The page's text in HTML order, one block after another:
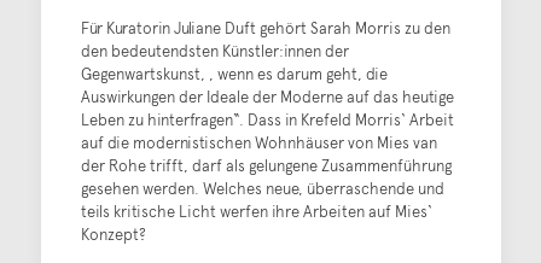
Für Kuratorin Juliane Duft gehört Sarah Morris zu den
den bedeutendsten Künstler:innen der
Gegenwartskunst, , wenn es darum geht, die
Auswirkungen der Ideale der Moderne auf das heutige
Leben zu hinterfragen“. Dass in Krefeld Morris‘ Arbeit
auf die modernistischen Wohnhäuser von Mies van
der Rohe trifft, darf als gelungene Zusammenführung
gesehen werden. Welches neue, überraschende und
teils kritische Licht werfen ihre Arbeiten auf Mies‘
Konzept?